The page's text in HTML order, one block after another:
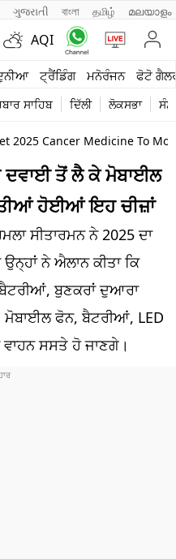
ગુજરાતી বাংলা தமிழ் മലയാളം
AQI
ਟ੍ਰੈਂਡਿੰਗ ਮਨੋਰੰਜਨ ਫੋਟੋ
ਸਾਹਿਬ ਦਿੱਲੀ ਲੋਕਸਭਾ
2025 Cancer Medicine To
ਦਵਾਈ ਤੋਂ ਲੈ ਕੇ ਮੋਬਾਈਲ
ਹੋਈਆਂ ਇਹ ਚੀਜ਼ਾਂ
ਸੀਤਾਰਮਨ ਨੇ 2025 ਦਾ
ਨੇ ਐਲਾਨ ਕੀਤਾ ਕਿ
ਬੁਣਕਰਾਂ ਦੁਆਰਾ
ਫੋਨ, ਬੈਟਰੀਆਂ, LED
ਸਸਤੇ ਹੋ ਜਾਣਗੇ।